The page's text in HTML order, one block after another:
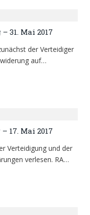
31. Mai 2017
der Verteidiger
auf…
17. Mai 2017
Verteidigung und der
verlesen. RA…